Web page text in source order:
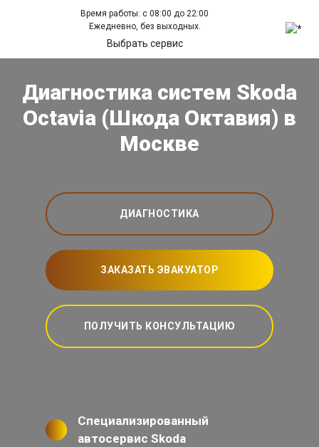
Время работы: с 08:00 до 22:00
Ежедневно, без выходных.
Выбрать сервис
Диагностика систем Skoda
Octavia (Шкода Октавия) в
Москве
ДИАГНОСТИКА
ЗАКАЗАТЬ ЭВАКУАТОР
ПОЛУЧИТЬ КОНСУЛЬТАЦИЮ
Специализированный
автосервис Skoda